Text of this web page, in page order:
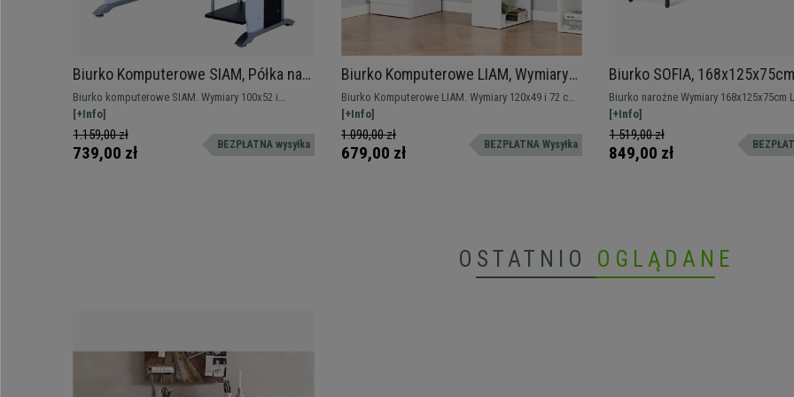
Biurko Komputerowe SIAM, Półka na
Procesor i Szuflady, 100x52x75 cm,
Blat kolor Czarny
Biurko komputerowe SIAM. Wymiary 100x52 i
wysokość 75 cm. Model o nowoczesnym designie,
idealny do pracy przy komputerze, z dużą ilością
miejsca do przechowywania.
[+Info]
1.159,00 zł
739,00 zł BEZPŁATNA wysyłka
Biurko Komputerowe LIAM, Wymiary
120x49x72 cm, kolor Biały
Biurko Komputerowe LIAM. Wymiary 120x49 i 72 cm
wysokości. Model pełen prostoty, który doskonale
łączy w sobie przestrzeń użytkową z miejscem do
przechowywania.
[+Info]
1.090,00 zł
679,00 zł BEZPŁATNA Wysyłka
Biurko SOFIA,
Metalowy Stelaż kolor
kolor Dąb
Biurko narożne Wymiary 168x125x75cm Lakierowany
na czarno metalowy stelaż
[+Info]
1.519,00 zł
849,00 zł
OSTATNIO OGLĄDANE